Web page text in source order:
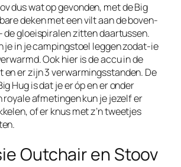
dus wat op gevonden, met de Big
deken met een vilt aan de boven-
de gloeispiralen zitten daartussen.
je in je campingstoel leggen zodat-ie
Ook hier is de accu in de
en er zijn 3 verwarmingsstanden. De
Hug is dat je er óp en er onder
royale afmetingen kun je jezelf er
of er knus met z’n tweetjes
Outchair en Stoov